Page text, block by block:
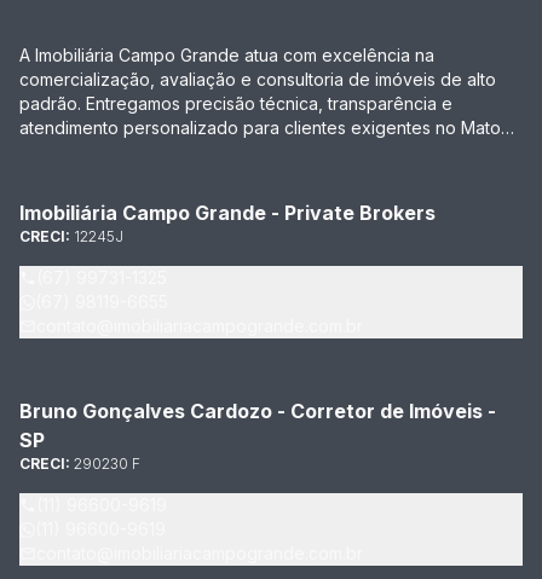
A Imobiliária Campo Grande atua com excelência na
comercialização, avaliação e consultoria de imóveis de alto
padrão. Entregamos precisão técnica, transparência e
atendimento personalizado para clientes exigentes no Mato
Imobiliária Campo Grande - Private Brokers
CRECI: 12245J
Bruno Gonçalves Cardozo - Corretor de Imóveis -
SP
CRECI: 290230 F